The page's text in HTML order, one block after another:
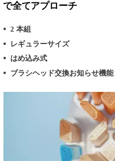
で全てアプローチ
2 本組
レギュラーサイズ
はめ込み式
ブラシヘッド交換お知らせ機能